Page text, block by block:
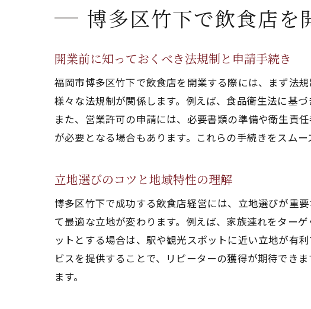
飲食
地元食材
健康
伝統
顧客
チー
シフ
スタ
博多区竹下で飲食店を
開業前に知っておくべき法規制と申請手続き
福岡市博多区竹下で飲食店を開業する際には、まず法
様々な法規制が関係します。例えば、食品衛生法に基
また、営業許可の申請には、必要書類の準備や衛生責
が必要となる場合もあります。これらの手続きをスム
立地選びのコツと地域特性の理解
博多区竹下で成功する飲食店経営には、立地選びが重
て最適な立地が変わります。例えば、家族連れをター
ットとする場合は、駅や観光スポットに近い立地が有
ビスを提供することで、リピーターの獲得が期待でき
ます。